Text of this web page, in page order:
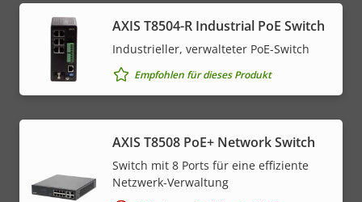
AXIS T8504-R Industrial PoE Switch
Industrieller, verwalteter PoE-Switch
Empfohlen für dieses Produkt
AXIS T8508 PoE+ Network Switch
Switch mit 8 Ports für eine effiziente
Netzwerk-Verwaltung